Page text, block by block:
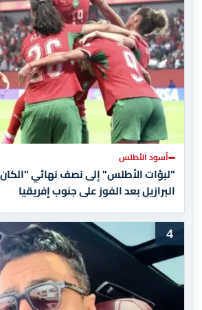
أسود الأطلس
"لبؤات الأطلس" إلى نصف نهائي
البرازيل بعد الفوز على جنوب إفريقيا
4